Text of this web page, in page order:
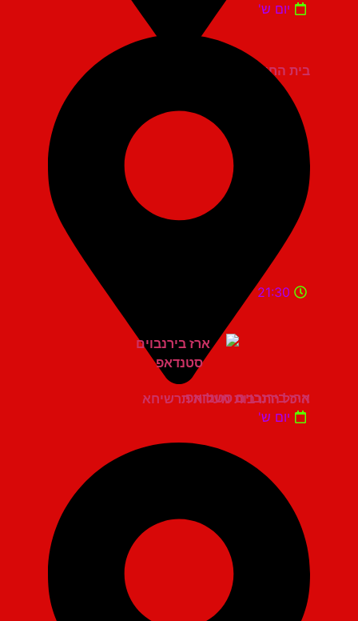
בית החייל תל אביב
יום ש'
היכל התרבות מעלות תרשיחא
21:30
ארז בירנבוים סטנדאפ
יום ש'